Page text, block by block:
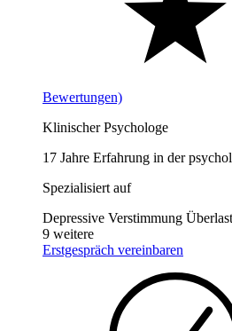
Bewertungen)
Klinischer Psychologe
17 Jahre Erfahrung in der
Spezialisiert auf
Depressive Verstimmung
9 weitere
Erstgespräch vereinbaren